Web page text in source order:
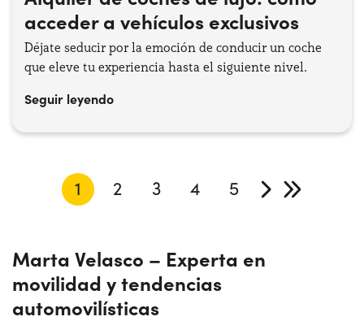
acceder a vehículos exclusivos
Déjate seducir por la emoción de conducir un coche
que eleve tu experiencia hasta el siguiente nivel.
Seguir leyendo
1 2 3 4 5
Marta Velasco – Experta en
movilidad y tendencias
automovilísticas